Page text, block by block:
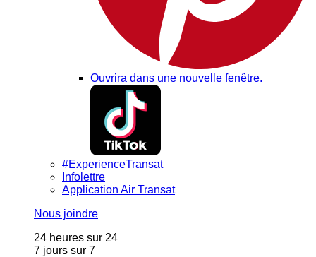
Ouvrira dans une nouvelle fenêtre.
#ExperienceTransat
Infolettre
Application Air Transat
Nous joindre
24 heures sur 24
7 jours sur 7